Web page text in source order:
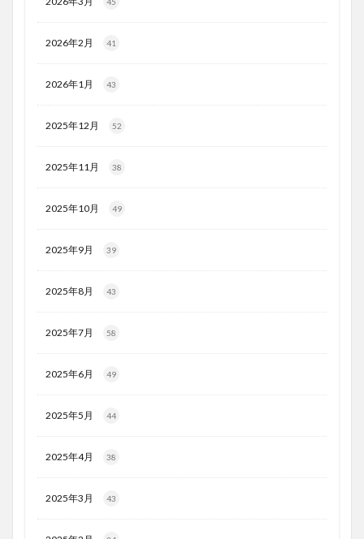
2026年2月 41
2026年1月 43
2025年12月 52
2025年11月 38
2025年10月 49
2025年9月 39
2025年8月 43
2025年7月 58
2025年6月 49
2025年5月 44
2025年4月 38
2025年3月 43